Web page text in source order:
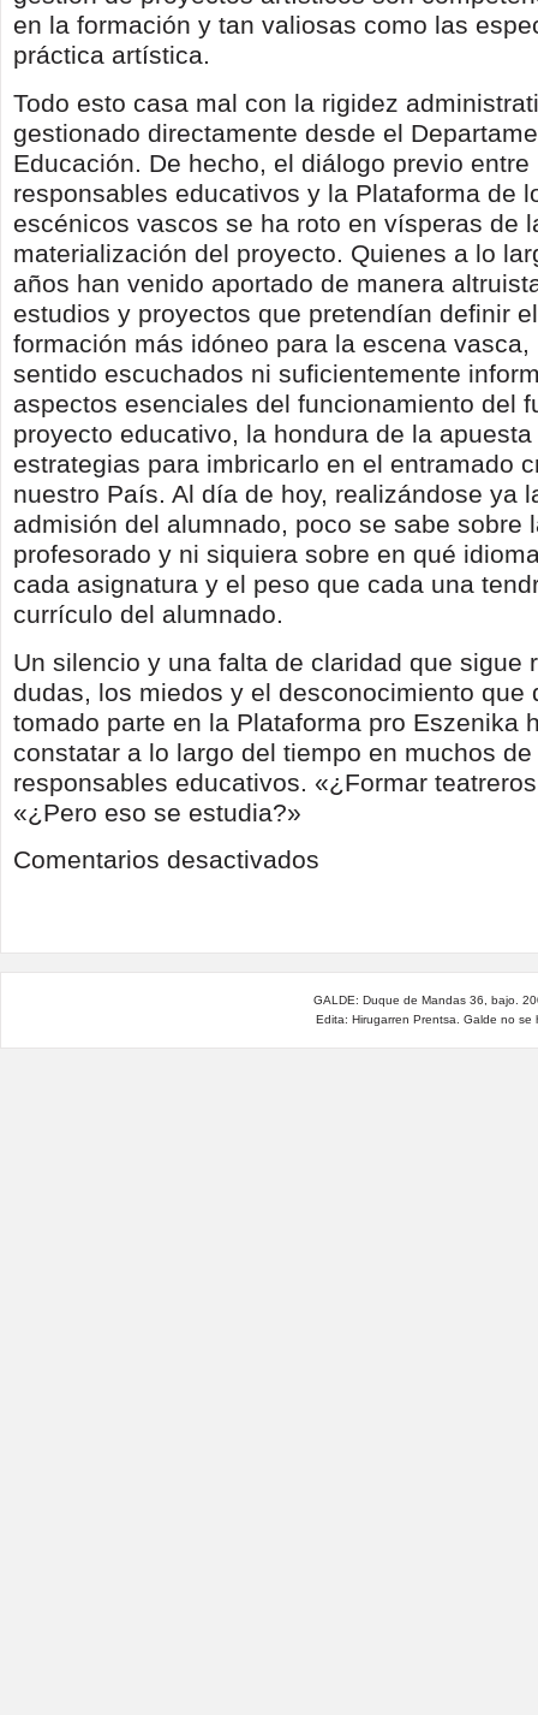
en la formación y tan valiosas como las
práctica artística.
Todo esto casa mal con la rigidez
gestionado directamente desde el
Educación. De hecho, el diálogo previo
responsables educativos y la Plataforma de
escénicos vascos se ha roto en vísperas de
materialización del proyecto. Quienes a lo
años han venido aportado de manera
estudios y proyectos que pretendían definir
formación más idóneo para la escena vasca,
sentido escuchados ni suficientemente
aspectos esenciales del funcionamiento del
proyecto educativo, la hondura de la
estrategias para imbricarlo en el entramado
nuestro País. Al día de hoy, realizándose ya
admisión del alumnado, poco se sabe sobre
profesorado y ni siquiera sobre en qué
cada asignatura y el peso que cada una
currículo del alumnado.
Un silencio y una falta de claridad que sigue
dudas, los miedos y el desconocimiento que
tomado parte en la Plataforma pro Eszenika
constatar a lo largo del tiempo en muchos
responsables educativos. «¿Formar
«¿Pero eso se estudia?»
Comentarios desactivados
Artes
Escénicas
GALDE: Duque de Mandas 36, bajo.
Edita: Hirugarren Prentsa. Galde no